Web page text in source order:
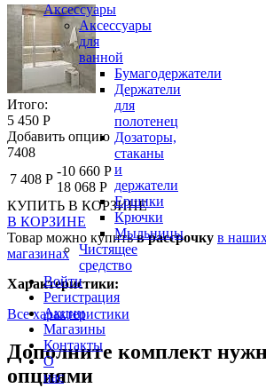
Аксессуары
Аксессуары
для
ванной
Бумагодержатели
Держатели
для
полотенец
Дозаторы,
стаканы
и
держатели
Ершики
Крючки
Мыльницы
Чистящее
средство
Войти
Регистрация
Акции
Магазины
Контакты
О
нас
Итого:
5 450 Р
Добавить опцию
7408
7 408 Р
-10 660 Р
18 068 Р
КУПИТЬ В КОРЗИНЕ
В КОРЗИНЕ
Товар можно купитьв рассрочку в
магазинах
Характеристики:
Все характеристики
Дополните комплект
опциями